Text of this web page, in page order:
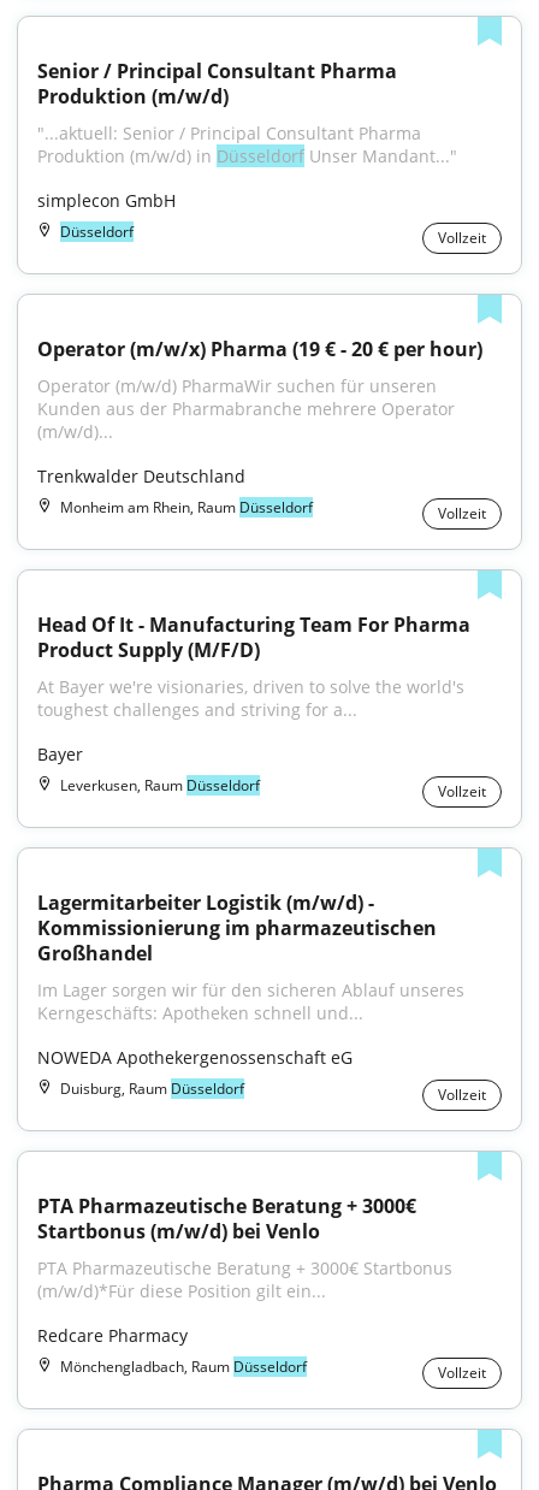
Senior / Principal Consultant Pharma
Produktion (m/w/d)
"...aktuell: Senior / Principal Consultant Pharma
Produktion (m/w/d) in Düsseldorf Unser Mandant..."
simplecon GmbH
Düsseldorf Vollzeit
Operator (m/w/x) Pharma (19 € - 20 € per hour)
Operator (m/w/d) PharmaWir suchen für unseren
Kunden aus der Pharmabranche mehrere Operator
(m/w/d)...
Trenkwalder Deutschland
Monheim am Rhein, Raum Düsseldorf Vollzeit
Head Of It - Manufacturing Team For Pharma
Product Supply (M/F/D)
At Bayer we're visionaries, driven to solve the world's
toughest challenges and striving for a...
Bayer
Leverkusen, Raum Düsseldorf Vollzeit
Lagermitarbeiter Logistik (m/w/d) -
Kommissionierung im pharmazeutischen
Großhandel
Im Lager sorgen wir für den sicheren Ablauf unseres
Kerngeschäfts: Apotheken schnell und...
NOWEDA Apothekergenossenschaft eG
Duisburg, Raum Düsseldorf Vollzeit
PTA Pharmazeutische Beratung + 3000€
Startbonus (m/w/d) bei Venlo
PTA Pharmazeutische Beratung + 3000€ Startbonus
(m/w/d)*Für diese Position gilt ein...
Redcare Pharmacy
Mönchengladbach, Raum Düsseldorf Vollzeit
Pharma Compliance Manager (m/w/d) bei Venlo